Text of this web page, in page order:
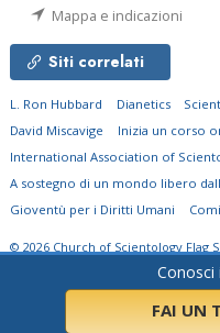
Conosci
FAI UN
Mappa e indicazioni
Siti correlati
L. Ron Hubbard Dianetics
David Miscavige
Inizia un corso
International Association of
A sostegno di un mondo libero
Gioventù per i Diritti Umani
© 2026 Church of Scientology Flag
Informativa sulla privacy •